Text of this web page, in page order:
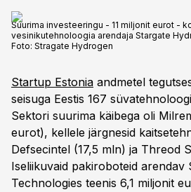
Suurima investeeringu - 11 miljonit eurot -
vesinikutehnoloogia arendaja Stargate
Foto: Stragate Hydrogen
Startup Estonia andmetel
seisuga Eestis 167
Sektori suurima käibega oli
eurot), kellele järgnesid
Defsecintel (17,5 mln) ja Threod
Iseliikuvaid pakiroboteid arendav
Technologies teenis 6,1 miljonit